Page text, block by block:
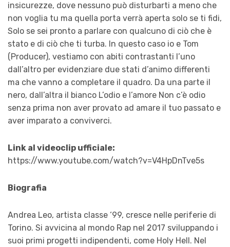
insicurezze, dove nessuno può disturbarti a meno che
non voglia tu ma quella porta verrà aperta solo se ti fidi,
Solo se sei pronto a parlare con qualcuno di ciò che è
stato e di ciò che ti turba. In questo caso io e Tom
(Producer), vestiamo con abiti contrastanti l’uno
dall’altro per evidenziare due stati d’animo differenti
ma che vanno a completare il quadro. Da una parte il
nero, dall’altra il bianco L’odio e l’amore Non c’è odio
senza prima non aver provato ad amare il tuo passato e
aver imparato a conviverci.
Link al videoclip ufficiale:
https://www.youtube.com/watch?v=V4HpDnTve5s
Biografia
Andrea Leo, artista classe ‘99, cresce nelle periferie di
Torino. Si avvicina al mondo Rap nel 2017 sviluppando i
suoi primi progetti indipendenti, come Holy Hell. Nel